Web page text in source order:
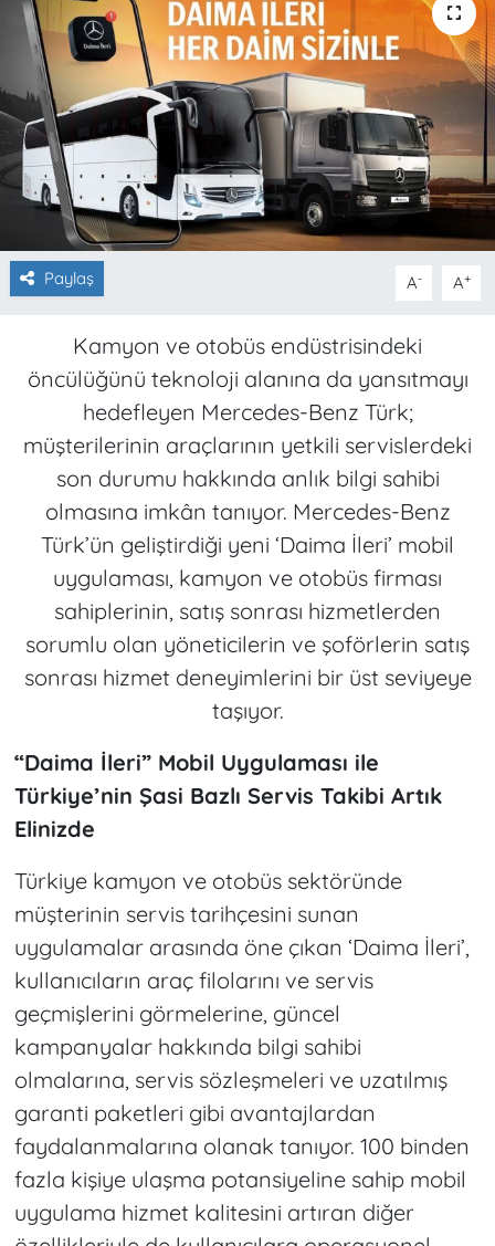
Paylaş A- A+
Kamyon ve otobüs endüstrisindeki
öncülüğünü teknoloji alanına da yansıtmayı
hedefleyen Mercedes-Benz Türk;
müşterilerinin araçlarının yetkili servislerdeki
son durumu hakkında anlık bilgi sahibi
olmasına imkân tanıyor. Mercedes-Benz
Türk’ün geliştirdiği yeni ‘Daima İleri’ mobil
uygulaması, kamyon ve otobüs firması
sahiplerinin, satış sonrası hizmetlerden
sorumlu olan yöneticilerin ve şoförlerin satış
sonrası hizmet deneyimlerini bir üst seviyeye
taşıyor.
“Daima İleri” Mobil Uygulaması ile
Türkiye’nin Şasi Bazlı Servis Takibi Artık
Elinizde
Türkiye kamyon ve otobüs sektöründe
müşterinin servis tarihçesini sunan
uygulamalar arasında öne çıkan ‘Daima İleri’,
kullanıcıların araç filolarını ve servis
geçmişlerini görmelerine, güncel
kampanyalar hakkında bilgi sahibi
olmalarına, servis sözleşmeleri ve uzatılmış
garanti paketleri gibi avantajlardan
faydalanmalarına olanak tanıyor. 100 binden
fazla kişiye ulaşma potansiyeline sahip mobil
uygulama hizmet kalitesini artıran diğer